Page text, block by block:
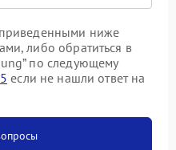
ниже
либо обратиться в
по следующему
если не нашли ответ на